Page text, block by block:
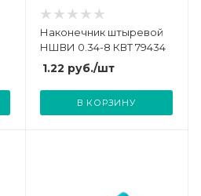
Наконечник штыревой
НШВИ 0.34-8 КВТ 79434
1.22 руб./шт
В КОРЗИНУ